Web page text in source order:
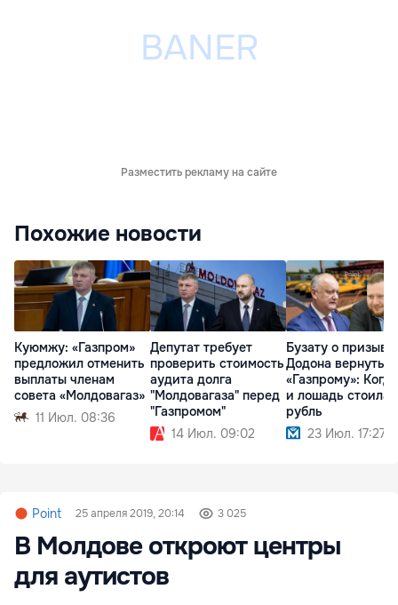
Разместить рекламу на сайте
Похожие новости
Куюмжу: «Газпром»
предложил отменить
выплаты членам
совета «Молдовагаз»
11 Июл. 08:36
Депутат требует
проверить стоимость
аудита долга
"Молдовагаза" перед
"Газпромом"
14 Июл. 09:02
Бузату о призыве
Додона
«Газпрому»:
и лошадь стоила
рубль
23 Июл. 17:27
Point 25 апреля 2019, 20:14 3 025
В Молдове откроют центры
для аутистов